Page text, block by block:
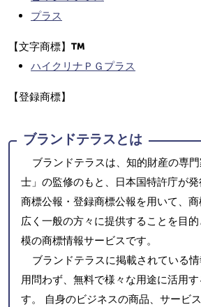
プラス
【文字商標】
ハイクリナＰＧプラス
【登録商標】
ブランドテラスとは
ブランドテラスは、知的財産の専
士」の監修のもと、日本国特許庁が
商標公報・登録商標公報を用いて、
広く一般の方々に提供することを目
模の商標情報サービスです。
ブランドテラスに掲載されている
用問わず、無料で様々な用途に活用
す。 自身のビジネスの商品、サービ